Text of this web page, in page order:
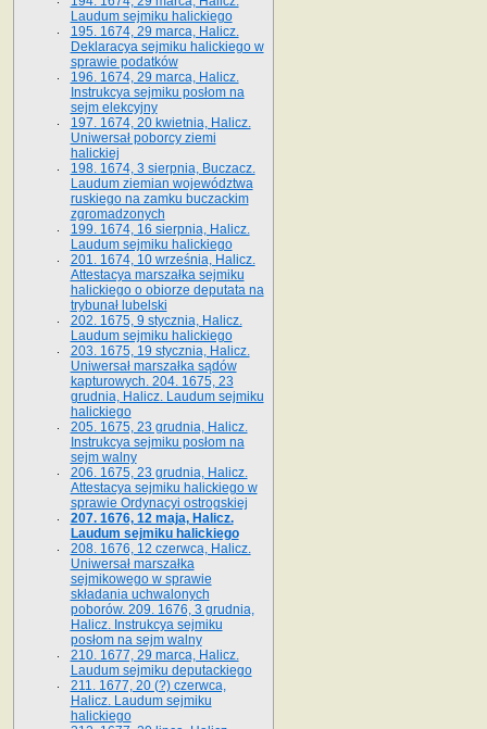
Laudum sejmiku halickiego
195. 1674, 29 marca, Halicz.
Deklaracya sejmiku halickiego w
sprawie podatków
196. 1674, 29 marca, Halicz.
Instrukcya sejmiku posłom na
sejm elekcyjny
197. 1674, 20 kwietnia, Halicz.
Uniwersał poborcy ziemi
halickiej
198. 1674, 3 sierpnia, Buczacz.
Laudum ziemian województwa
ruskiego na zamku buczackim
zgromadzonych
199. 1674, 16 sierpnia, Halicz.
Laudum sejmiku halickiego
201. 1674, 10 września, Halicz.
Attestacya marszałka sejmiku
halickiego o obiorze deputata na
trybunał lubelski
202. 1675, 9 stycznia, Halicz.
Laudum sejmiku halickiego
203. 1675, 19 stycznia, Halicz.
Uniwersał marszałka sądów
kapturowych. 204. 1675, 23
grudnia, Halicz. Laudum sejmiku
halickiego
205. 1675, 23 grudnia, Halicz.
Instrukcya sejmiku posłom na
sejm walny
206. 1675, 23 grudnia, Halicz.
Attestacya sejmiku halickiego w
sprawie Ordynacyi ostrogskiej
207. 1676, 12 maja, Halicz.
Laudum sejmiku halickiego
208. 1676, 12 czerwca, Halicz.
Uniwersał marszałka
sejmikowego w sprawie
składania uchwalonych
poborów. 209. 1676, 3 grudnia,
Halicz. Instrukcya sejmiku
posłom na sejm walny
210. 1677, 29 marca, Halicz.
Laudum sejmiku deputackiego
211. 1677, 20 (?) czerwca,
Halicz. Laudum sejmiku
halickiego